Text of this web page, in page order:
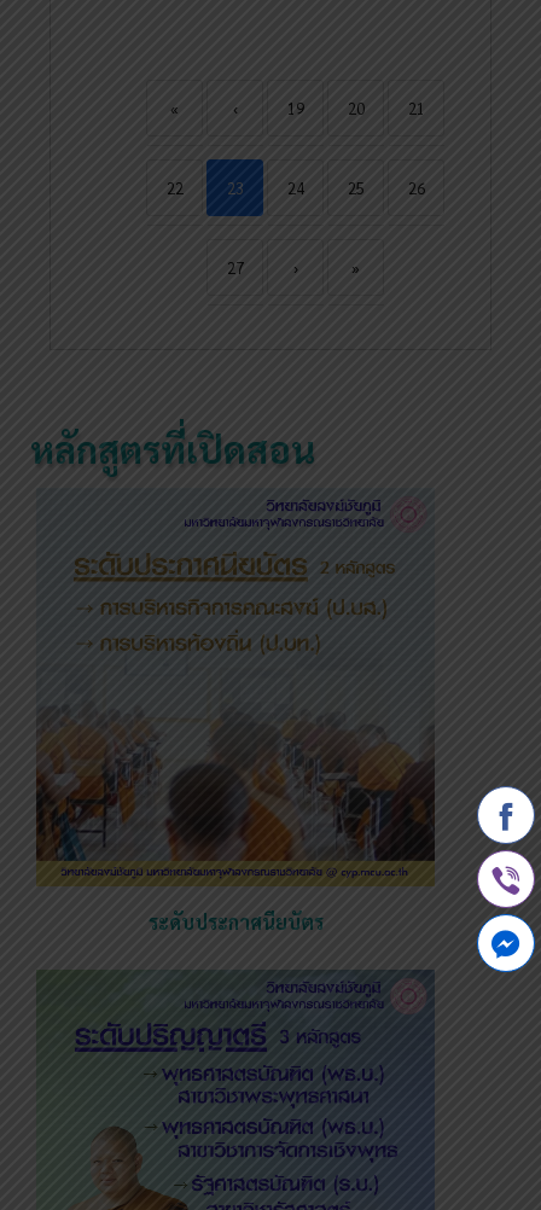
« ‹ 19 20 21
22 23 24 25 26
27 › »
หลักสูตรที่เปิดสอน
ระดับประกาศนียบัตร